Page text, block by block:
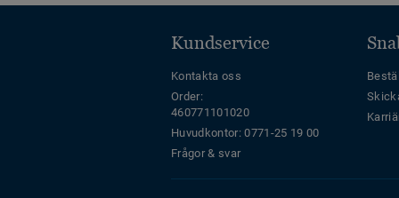
Kundservice
Kontakta oss
Order:
460771101020
Huvudkontor: 0771-25 19 00
Frågor & svar